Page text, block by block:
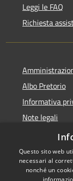
Leggi le FAQ
Richiesta
Albo Pretorio
Informativa
Note legali
Dichiarazione
Questo sito web
necessari al
nonché un